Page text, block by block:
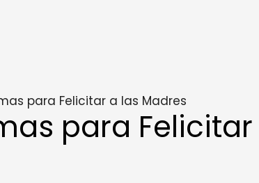
para Felicitar a las Madres
para